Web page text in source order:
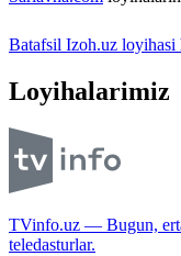
Batafsil Izoh.uz loyihasi
Loyihalarimiz
TVinfo.uz — Bugun,
teledasturlar.